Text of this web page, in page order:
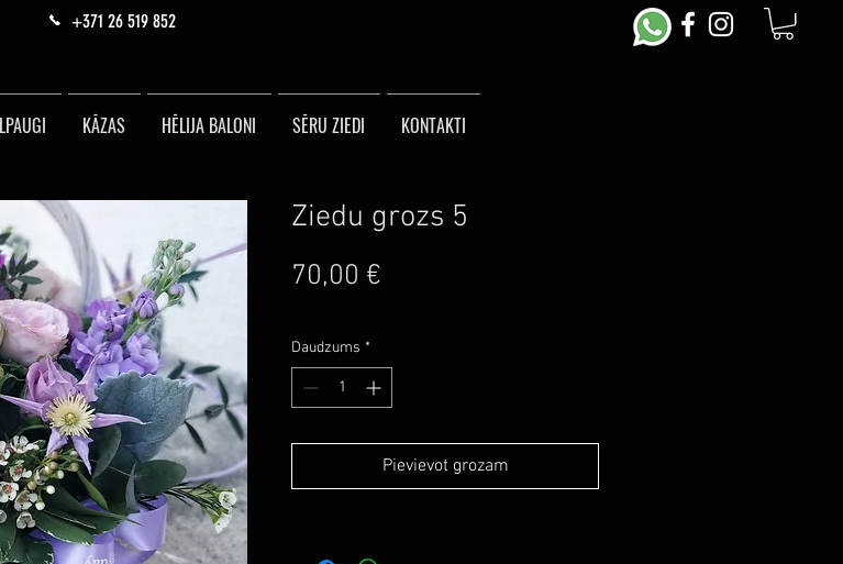
+371 26 519 852
KĀZAS HĒLIJA BALONI SĒRU ZIEDI KONTAKTI
Ziedu grozs 5
70,00 €
Daudzums *
Pievievot grozam